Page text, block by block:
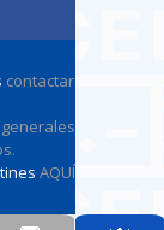
contactar
.
AQUÍ